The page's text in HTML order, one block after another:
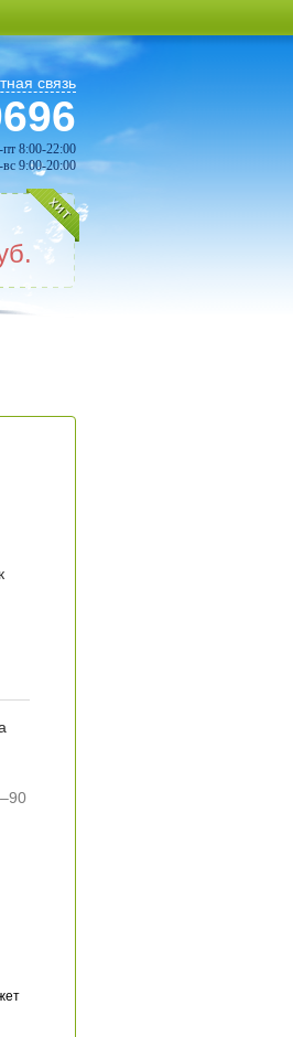
связь
пт 8:00-22:00
вс 9:00-20:00